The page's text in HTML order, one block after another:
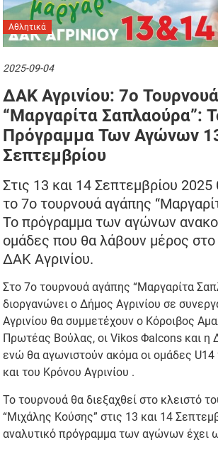
Αθλητικά
2025-09-04
ΔΑΚ Αγρινίου: 7ο
“Μαργαρίτα Σαπλαούρα”:
Πρόγραμμα Των Αγώνων
Σεπτεμβρίου
Στις 13 και 14 Σεπτεμβρίου 2025
το 7ο τουρνουά αγάπης
Το πρόγραμμα των αγώνων
ομάδες που θα λάβουν μέρος
ΔΑΚ Αγρινίου.
Στο 7ο τουρνουά αγάπης “Μαργαρίτα
διοργανώνει ο Δήμος Αγρινίου σε
Αγρινίου θα συμμετέχουν ο Κόροιβος
Πρωτέας Βούλας, οι Vikos Φalcons και η
ενώ θα αγωνιστούν ακόμα οι ομάδες U14
και του Κρόνου Αγρινίου .
Το τουρνουά θα διεξαχθεί στο κλειστό
“Μιχάλης Κούσης” στις 13 και 14
αναλυτικό πρόγραμμα των αγώνων έχει